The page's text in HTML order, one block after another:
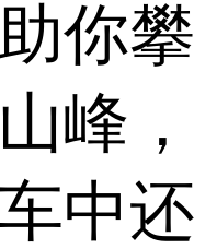
你攀
峰，
中还